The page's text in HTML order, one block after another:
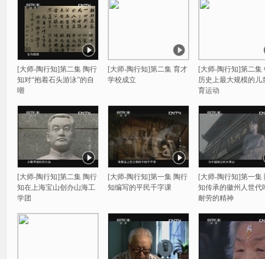
[大师-陶行知]第二集 陶行
知对“抱着石头游泳”的自
嘲
[大师-陶行知]第二集 育才
学校成立
[大师-陶行知]第二集
历史上最大规模的儿
育运动
[大师-陶行知]第二集 陶行
知在上海宝山创办山海工
学团
[大师-陶行知]第一集 陶行
知编写的平民千字课
[大师-陶行知]第一集
知传承的徽州人世代
耐劳的精神